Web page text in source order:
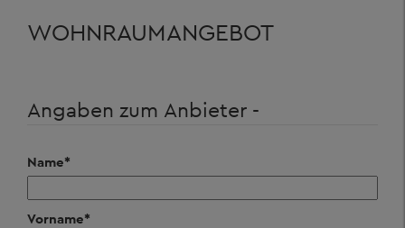
WOHNRAUMANGEBOT
Angaben zum Anbieter -
Name*
Vorname*